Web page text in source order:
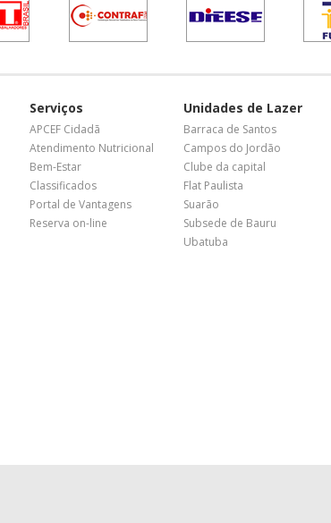
Serviços
APCEF Cidadã
Atendimento Nutricional
Bem-Estar
Classificados
Portal de Vantagens
Reserva on-line
Unidades de Lazer
Barraca de Santos
Campos do Jordão
Clube da capital
Flat Paulista
Suarão
Subsede de Bauru
Ubatuba